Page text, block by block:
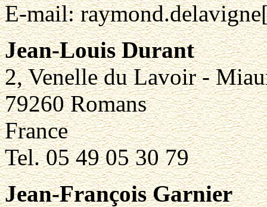
E-mail:
Jean-Louis Durant
2, Venelle du Lavoir -
79260 Romans
France
Tel. 05 49 05 30 79
Jean-François Garnier